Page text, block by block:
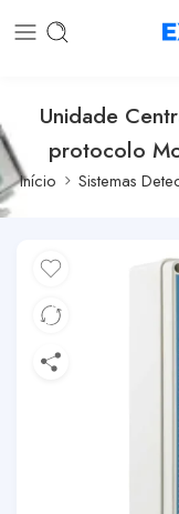
Unidade
protocolo
Início Sistemas